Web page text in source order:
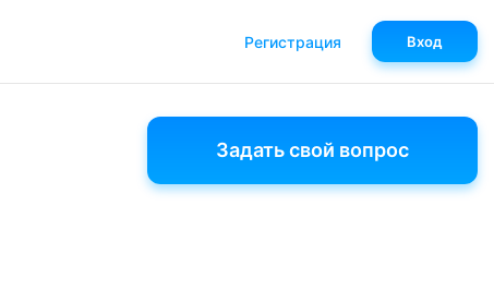
Задать свой вопрос
Регистрация Вход